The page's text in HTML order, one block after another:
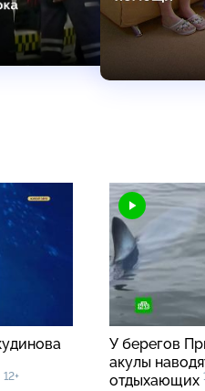
12+
У берегов
акулы
отдыхающих